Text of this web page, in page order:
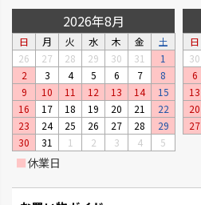
2026年8月
日 月 火 水 木 金
土
26
27 28 29 30 31
1
2
3 4 5 6 7
8
9
10 11 12 13 14
15
16
17 18 19 20 21
22
23
24 25 26 27 28
29
30
31 1 2 3 4 5
日
30
6
13
20
27
■休業日